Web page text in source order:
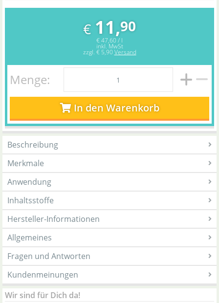
€ 11,90
€ 47,60 / l
inkl. MwSt
zzgl. € 5,90 Versand
Menge:
In den Warenkorb
Beschreibung
Merkmale
Anwendung
Inhaltsstoffe
Hersteller-Informationen
Allgemeines
Fragen und Antworten
Kundenmeinungen
Wir sind für Dich da!